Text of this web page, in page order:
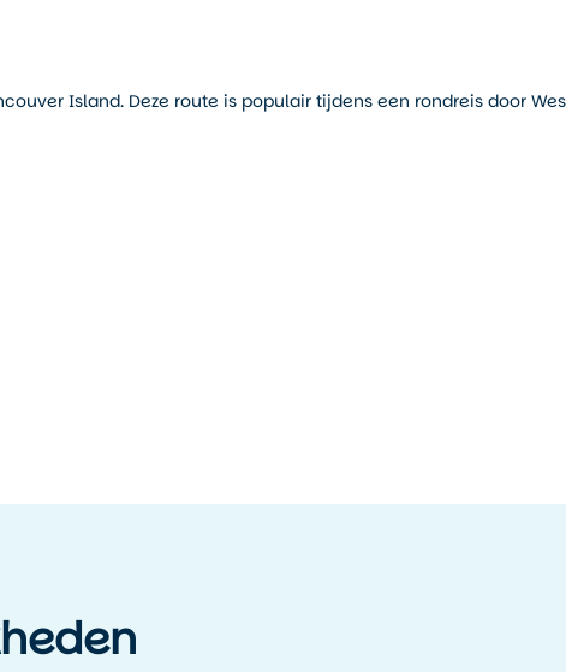
Island. Deze route is populair tijdens een rondreis door